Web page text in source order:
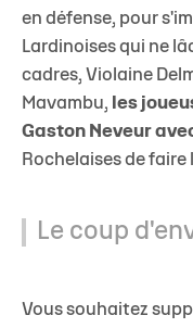
en défense, pour
Lardinoises qui ne
cadres, Violaine
Mavambu, les
Gaston Neveur
Rochelaises de
Le coup
Vous souhaitez